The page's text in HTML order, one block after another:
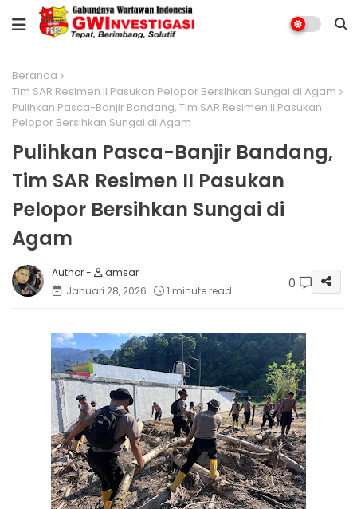
Beranda
Tim SAR Resimen II Pasukan Pelopor Bersihkan Sungai di Agam
Pulihkan Pasca-Banjir Bandang, Tim SAR Resimen II Pasukan
Pelopor Bersihkan Sungai di Agam
Pulihkan Pasca-Banjir Bandang,
Tim SAR Resimen II Pasukan
Pelopor Bersihkan Sungai di
Agam
amsar
Januari 28, 2026
1 minute read 0